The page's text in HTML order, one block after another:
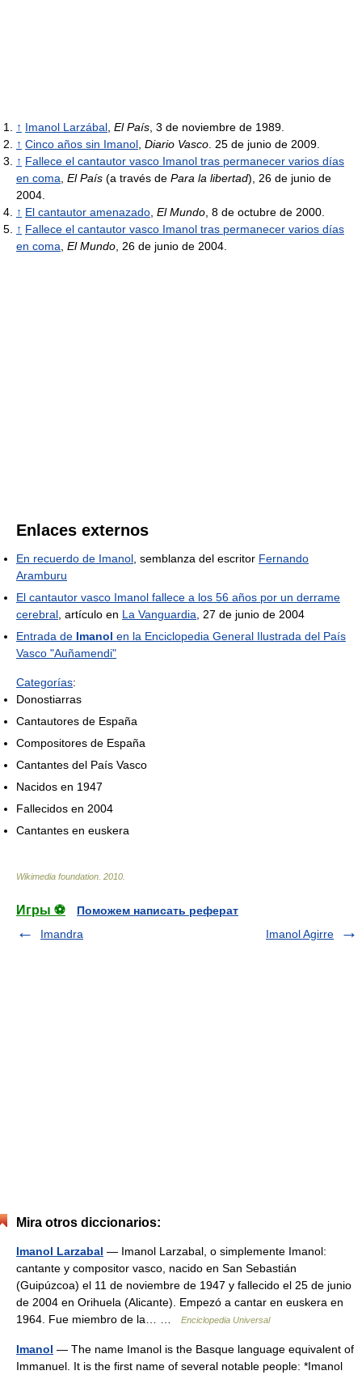
↑ Imanol Larzábal El País , 3 de noviembre de 1989.
↑ Cinco años sin Imanol Diario Vasco . 25 de junio de 2009.
↑ Fallece el cantautor vasco Imanol tras permanecer varios días
en coma El País (a través de Para la libertad), 26 de junio de
2004.
↑ El cantautor amenazado El Mundo , 8 de octubre de 2000.
↑ Fallece el cantautor vasco Imanol tras permanecer varios días
en coma El Mundo , 26 de junio de 2004.
Enlaces externos
En recuerdo de Imanol , semblanza del escritor Fernando
Aramburu
El cantautor vasco Imanol fallece a los 56 años por un derrame
cerebral , artículo en La Vanguardia , 27 de junio de 2004
Entrada de Imanol en la Enciclopedia General Ilustrada del País
Vasco "Auñamendi"
Categorías:
Donostiarras
Cantautores de España
Compositores de España
Cantantes del País Vasco
Nacidos en 1947
Fallecidos en 2004
Cantantes en euskera
Wikimedia foundation 2010
Игры ⚽
Поможем написать реферат
Imandra
Imanol Agirre
Mira otros diccionarios:
Imanol Larzabal — Imanol Larzabal, o simplemente Imanol:
cantante y compositor vasco, nacido en San Sebastián
(Guipúzcoa) el 11 de noviembre de 1947 y fallecido el 25 de junio
de 2004 en Orihuela (Alicante). Empezó a cantar en euskera en
1964. Fue miembro de la… …
Enciclopedia Universal
Imanol — The name Imanol is the Basque language equivalent of
Immanuel. It is the first name of several notable people: *Imanol